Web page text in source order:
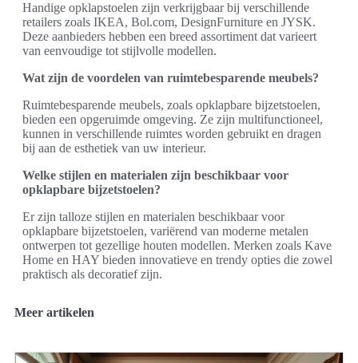
Handige opklapstoelen zijn verkrijgbaar bij verschillende
retailers zoals IKEA, Bol.com, DesignFurniture en JYSK.
Deze aanbieders hebben een breed assortiment dat varieert
van eenvoudige tot stijlvolle modellen.
Wat zijn de voordelen van ruimtebesparende meubels?
Ruimtebesparende meubels, zoals opklapbare bijzetstoelen,
bieden een opgeruimde omgeving. Ze zijn multifunctioneel,
kunnen in verschillende ruimtes worden gebruikt en dragen
bij aan de esthetiek van uw interieur.
Welke stijlen en materialen zijn beschikbaar voor
opklapbare bijzetstoelen?
Er zijn talloze stijlen en materialen beschikbaar voor
opklapbare bijzetstoelen, variërend van moderne metalen
ontwerpen tot gezellige houten modellen. Merken zoals Kave
Home en HAY bieden innovatieve en trendy opties die zowel
praktisch als decoratief zijn.
Meer artikelen